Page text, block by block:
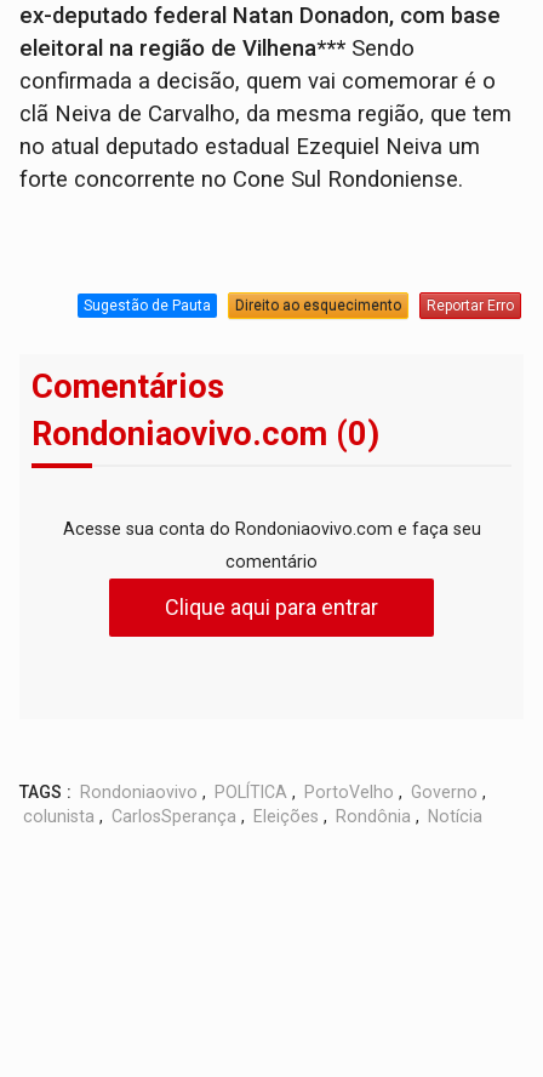
ex-deputado federal Natan Donadon, com base
eleitoral na região de Vilhena*** Sendo
confirmada a decisão, quem vai comemorar é o
clã Neiva de Carvalho, da mesma região, que tem
no atual deputado estadual Ezequiel Neiva um
forte concorrente no Cone Sul Rondoniense.
Sugestão de Pauta Direito ao esquecimento Reportar Erro
Comentários
Rondoniaovivo.com (0)
Acesse sua conta do Rondoniaovivo.com e faça seu
comentário
Clique aqui para entrar
TAGS : Rondoniaovivo , POLÍTICA , PortoVelho , Governo ,
colunista , CarlosSperança , Eleições , Rondônia , Notícia